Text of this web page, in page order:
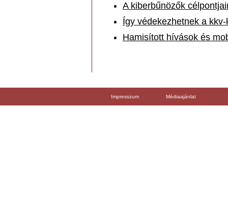
A kiberbűnözők
Így védekezhetnek a
Hamisított hívások és
Impresszum Médiaajánlat